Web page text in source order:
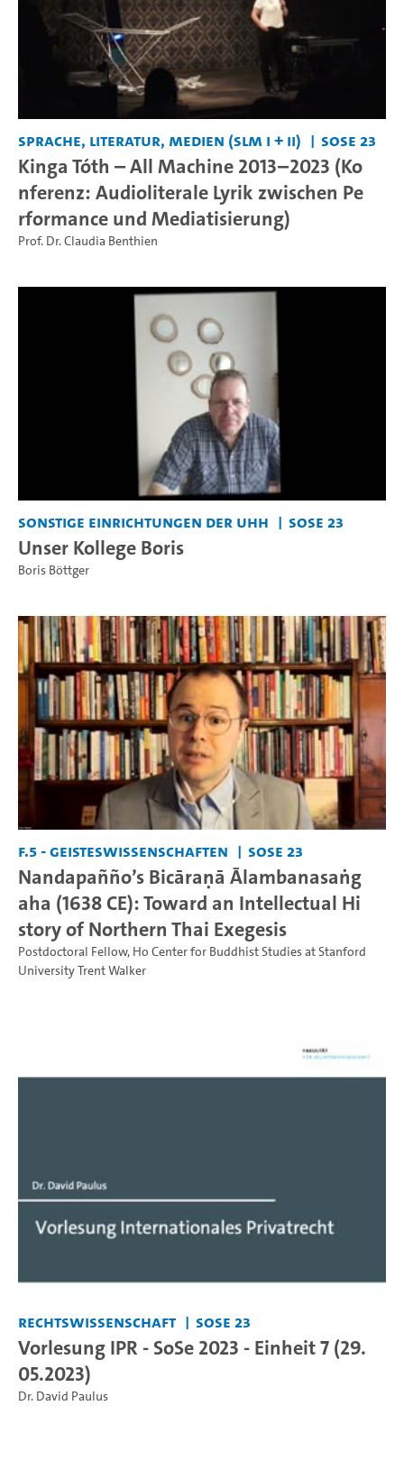
Sprache, Literatur, Medien (SLM I + II) SoSe 23
Kinga Tóth – All Machine 2013–2023 (Ko
nferenz: Audioliterale Lyrik zwischen Pe
rformance und Mediatisierung)
Prof. Dr. Claudia Benthien
Sonstige Einrichtungen der UHH SoSe 23
Unser Kollege Boris
Boris Böttger
F.5 - Geisteswissenschaften SoSe 23
Nandapañño’s Bicāraṇā Ālambanasaṅg
aha (1638 CE): Toward an Intellectual Hi
story of Northern Thai Exegesis
Postdoctoral Fellow, Ho Center for Buddhist Studies at Stanford
University Trent Walker
Rechtswissenschaft SoSe 23
Vorlesung IPR - SoSe 2023 - Einheit 7 (29.
05.2023)
Dr. David Paulus